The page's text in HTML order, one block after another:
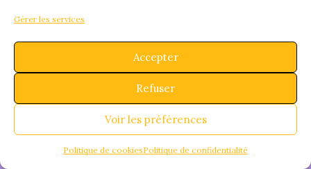
Gérer les services
Accepter
Refuser
Voir les préférences
Politique de cookiesPolitique de confidentialité